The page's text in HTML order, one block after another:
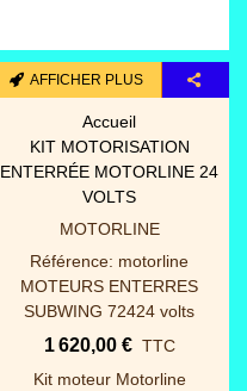
AFFICHER PLUS
Accueil
KIT MOTORISATION
ENTERRÉE MOTORLINE 24
VOLTS
MOTORLINE
Référence: motorline
MOTEURS ENTERRES
SUBWING 72424 volts
1 620,00 € TTC
Kit moteur Motorline